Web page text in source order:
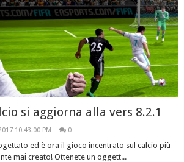
si aggiorna alla vers 8.2.1
10:43:00 PM 0
ed è ora il gioco incentrato sul calcio più
mai creato! Ottenete un oggett...